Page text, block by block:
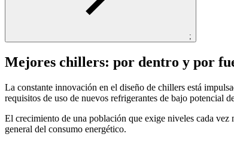
;
Mejores chillers: por dentro y por
La constante innovación en el diseño de chillers está
requisitos de uso de nuevos refrigerantes de bajo potencial
El crecimiento de una población que exige niveles cada
general del consumo energético.